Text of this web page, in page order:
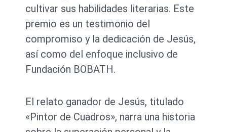
cultivar sus habilidades literarias. Este
premio es un testimonio del
compromiso y la dedicación de Jesús,
así como del enfoque inclusivo de
Fundación BOBATH.
El relato ganador de Jesús, titulado
«Pintor de Cuadros», narra una historia